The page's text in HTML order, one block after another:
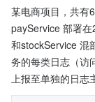
某电商项目，共有
payService 部署
和stockService 混
务的每类日志（访
上报至单独的日志